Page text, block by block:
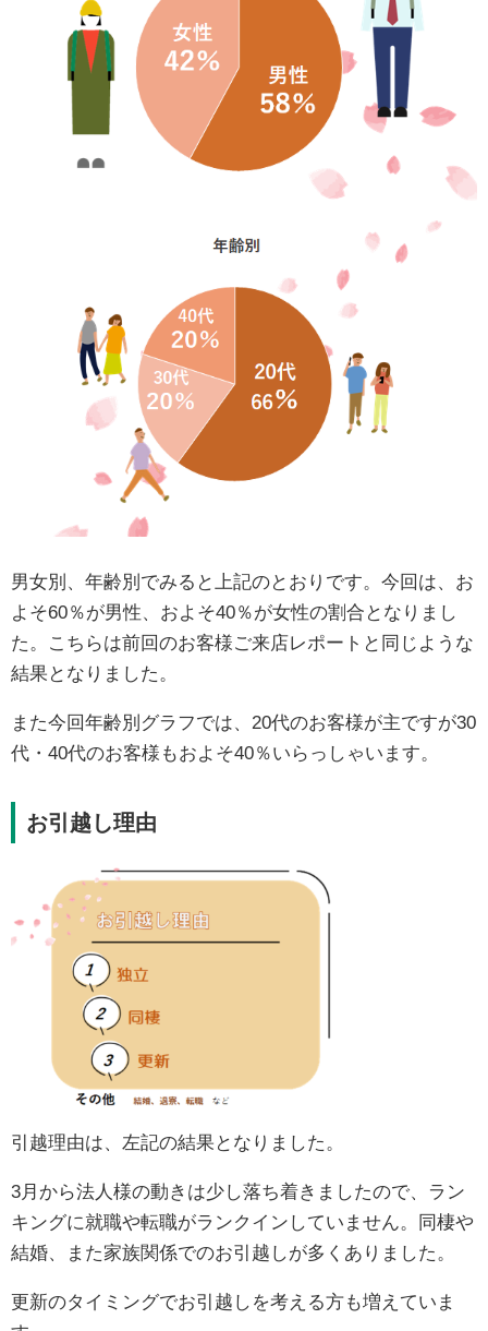
男女別、年齢別でみると上記のとおりです。今回は、お
よそ60％が男性、およそ40％が女性の割合となりまし
た。こちらは前回のお客様ご来店レポートと同じような
結果となりました。
また今回年齢別グラフでは、20代のお客様が主ですが30
代・40代のお客様もおよそ40％いらっしゃいます。
お引越し理由
引越理由は、左記の結果となりました。
3月から法人様の動きは少し落ち着きましたので、ラン
キングに就職や転職がランクインしていません。同棲や
結婚、また家族関係でのお引越しが多くありました。
更新のタイミングでお引越しを考える方も増えていま